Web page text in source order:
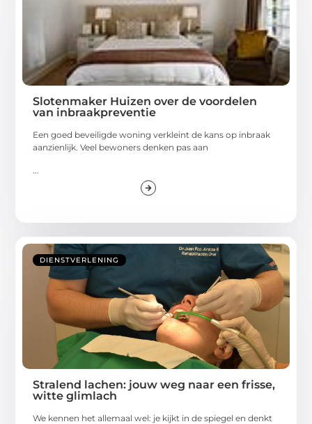
Slotenmaker Huizen over de voordelen
van inbraakpreventie
Een goed beveiligde woning verkleint de kans op inbraak
aanzienlijk. Veel bewoners denken pas aan
DIENSTVERLENING
Stralend lachen: jouw weg naar een frisse,
witte glimlach
We kennen het allemaal wel: je kijkt in de spiegel en denkt